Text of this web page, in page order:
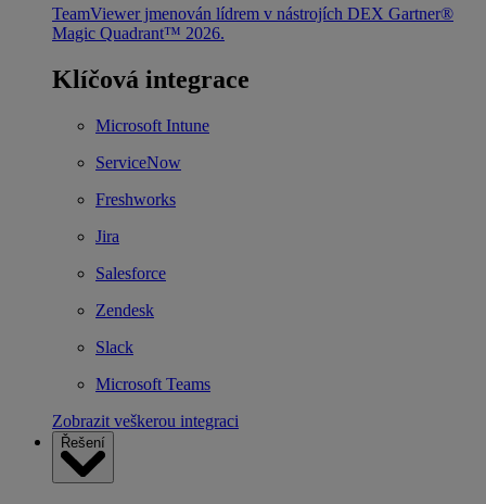
TeamViewer jmenován lídrem v nástrojích DEX Gartner®
Magic Quadrant™ 2026.
Klíčová integrace
Microsoft Intune
ServiceNow
Freshworks
Jira
Salesforce
Zendesk
Slack
Microsoft Teams
Zobrazit veškerou integraci
Řešení